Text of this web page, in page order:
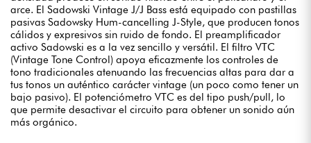
arce. El Sadowski Vintage J/J Bass está equipado con pastillas
pasivas Sadowsky Hum-cancelling J-Style, que producen tonos
cálidos y expresivos sin ruido de fondo. El preamplificador
activo Sadowski es a la vez sencillo y versátil. El filtro VTC
(Vintage Tone Control) apoya eficazmente los controles de
tono tradicionales atenuando las frecuencias altas para dar a
tus tonos un auténtico carácter vintage (un poco como tener un
bajo pasivo). El potenciómetro VTC es del tipo push/pull, lo
que permite desactivar el circuito para obtener un sonido aún
más orgánico.